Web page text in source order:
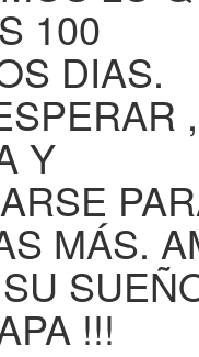
100
DIAS.
Y
MÁS.
!!!